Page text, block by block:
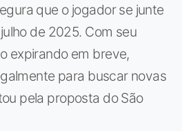
que o jogador se junte
de 2025. Com seu
expirando em breve,
para buscar novas
pela proposta do São